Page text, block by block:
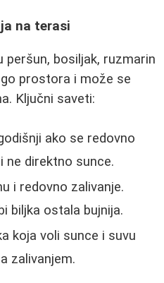
na terasi
bosiljak, ruzmarin
prostora i može se
Ključni saveti:
ako se redovno
ne direktno sunce.
i redovno zalivanje.
biljka ostala bujnija.
koja voli sunce i suvu
zalivanjem.